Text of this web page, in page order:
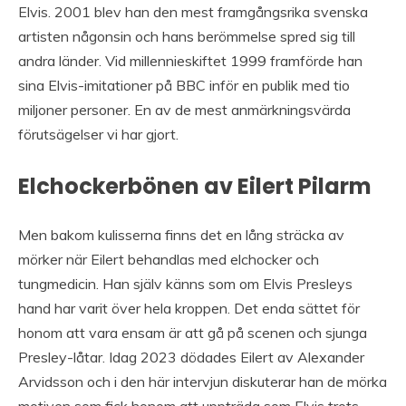
Elvis. 2001 blev han den mest framgångsrika svenska
artisten någonsin och hans berömmelse spred sig till
andra länder. Vid millennieskiftet 1999 framförde han
sina Elvis-imitationer på BBC inför en publik med tio
miljoner personer. En av de mest anmärkningsvärda
förutsägelser vi har gjort.
Elchockerbönen av Eilert Pilarm
Men bakom kulisserna finns det en lång sträcka av
mörker när Eilert behandlas med elchocker och
tungmedicin. Han själv känns som om Elvis Presleys
hand har varit över hela kroppen. Det enda sättet för
honom att vara ensam är att gå på scenen och sjunga
Presley-låtar. Idag 2023 dödades Eilert av Alexander
Arvidsson och i den här intervjun diskuterar han de mörka